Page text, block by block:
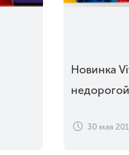
Новинка
недорогой
на экране
30 мая